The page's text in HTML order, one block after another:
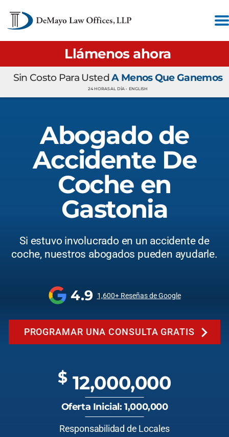
Llámenos ahora
Sin Costo Para UstedA Menos Que Ganemos
24 HORAS AL DÍA • ENGLISH
Abogado de
Accidente De
Coche en
Gastonia
Si estuvo involucrado en un accidente de
coche, nuestros abogados pueden ayudarle.
4.9 1,600+ Reseñas de Google
PROGRAMAR UNA CONSULTA GRATIS
$ 12,000,000
Oferta Inicial: 1,000,000
Responsabilidad de Locales